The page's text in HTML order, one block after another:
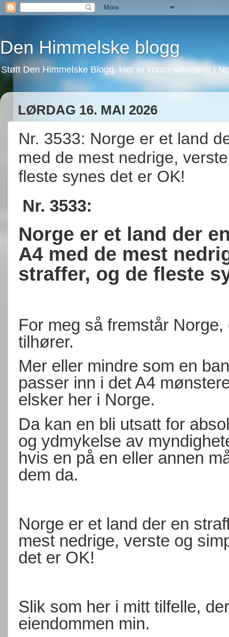
Den Himmelske blogg
Støtt Den Himmelske Blogg. Her er kontonummeret i
LØRDAG 16. MAI 2026
Nr. 3533: Norge er et land
med de mest nedrige,
fleste synes det er OK!
Nr. 3533:
Norge er et land der
A4 med de mest
straffer, og de fleste
For meg så fremstår
tilhører.
Mer eller mindre som en
passer inn i det A4
elsker her i Norge.
Da kan en bli utsatt for
og ydmykelse av
hvis en på en eller annen
dem da.
Norge er et land der en
mest nedrige, verste og
det er OK!
Slik som her i mitt tilfelle,
eiendommen min.